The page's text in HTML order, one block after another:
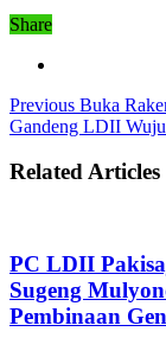
Share
Previous Buka
Gandeng LDII
Related Articles
PC LDII
Sugeng
Pembinaan